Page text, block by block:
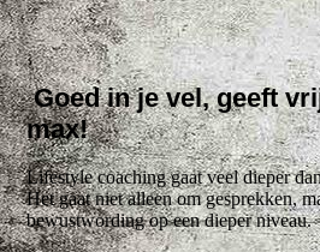
Goed in je vel, geeft
max!
Lifestyle coaching gaat veel dieper
Het gaat niet alleen om gesprekken,
bewustwording op een dieper niveau.